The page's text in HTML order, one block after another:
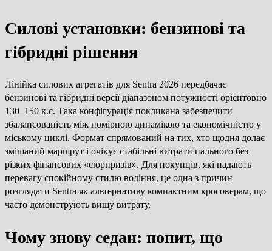
Силові установки: бензинові та
гібридні рішення
Лінійка силових агрегатів для Sentra 2026 передбачає
бензинові та гібридні версії діапазоном потужності орієнтовно
130–150 к.с. Така конфігурація покликана забезпечити
збалансованість між помірною динамікою та економічністю у
міському циклі. Формат спрямований на тих, хто щодня долає
змішаний маршрут і очікує стабільні витрати пального без
різких фінансових «сюрпризів». Для покупців, які надають
перевагу спокійному стилю водіння, це одна з причин
розглядати Sentra як альтернативу компактним кросоверам, що
часто демонструють вищу витрату.
Чому знову седан: попит, що